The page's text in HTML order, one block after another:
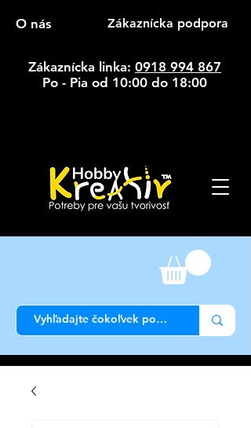
O nás Zákaznícka podpora
Zákaznícka linka: 0918 994 867
Po - Pia od 10:00 do 18:00